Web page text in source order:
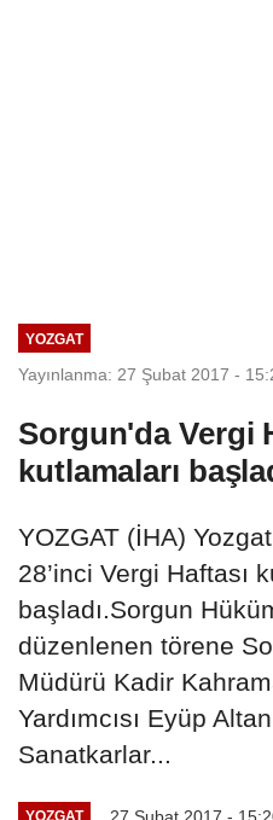
YOZGAT
Yayınlanma: 27 Şubat 2017 -
Sorgun'da Vergi
kutlamaları
YOZGAT (İHA)
28’inci Vergi Haftası
başladı.Sorgun
düzenlenen törene
Müdürü Kadir
Yardımcısı Eyüp
Sanatkarlar...
YOZGAT 27 Şubat 2017 -